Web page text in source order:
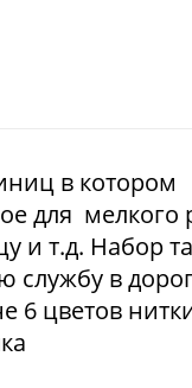
в котором
для мелкого
и т.д. Набор
службу в
6 цветов